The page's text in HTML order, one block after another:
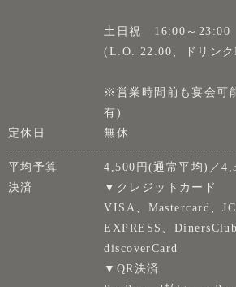
土日祝 16:00～23:00
(L.O. 22:00、ドリン
※営業時間前も宴会可
有)
定休日
無休
平均予算
4,500円(通常平均)／
決済
▼クレジットカード
VISA、Mastercard、
EXPRESS、
discoverCard
▼QR決済